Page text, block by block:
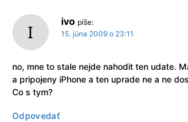
ivo píše:
15. júna 2009 o 23:11
no, mne to stale nejde nahodit ten udate.
a pripojeny iPhone a ten uprade ne a ne
Co s tym?
Odpovedať